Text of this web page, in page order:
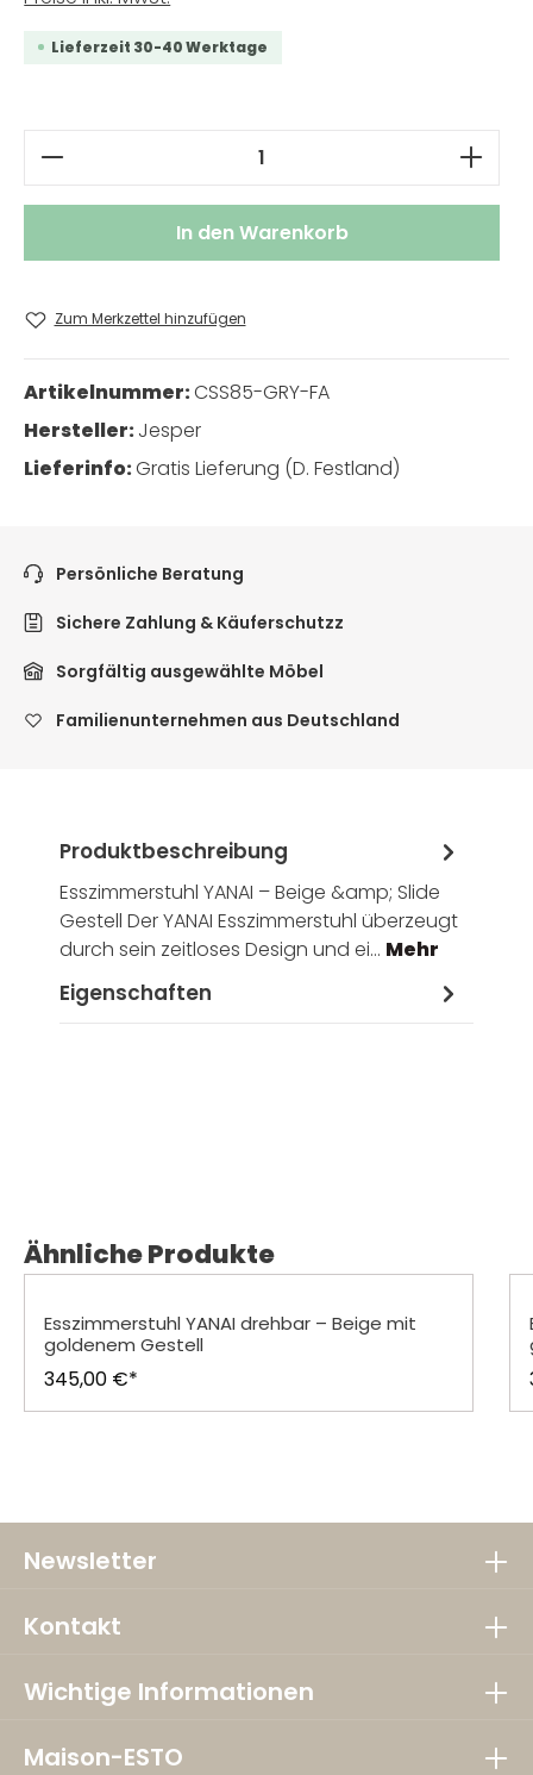
Lieferzeit 30-40 Werktage
Produkt Anzahl: Gib den
In den Warenkorb
Zum Merkzettel hinzufügen
Artikelnummer:CSS85-GRY-FA
Hersteller:Jesper
Lieferinfo:Gratis Lieferung (D. Festland)
Persönliche Beratung
Sichere Zahlung & Käuferschutzz
Sorgfältig ausgewählte Möbel
Familienunternehmen aus Deutschland
Produktbeschreibung
Esszimmerstuhl YANAI – Beige &amp; Slide
Gestell Der YANAI Esszimmerstuhl überzeugt
durch sein zeitloses Design und ei… Mehr
Eigenschaften
Produktgalerie überspringen
Ähnliche Produkte
Esszimmerstuhl YANAI drehbar – Beige mit
goldenem Gestell
345,00 €*
Newsletter
Kontakt
Wichtige Informationen
Maison-ESTO